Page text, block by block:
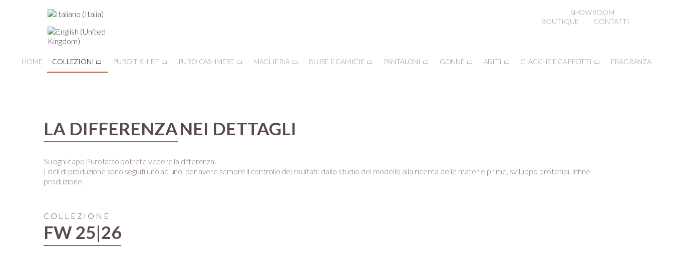
SHOWROOM
BOUTIQUE
CONTATTI
HOME COLLEZIONI PURO T-SHIRT PURO CASHMERE MAGLIERIA BLUSE E CAMICIE PANTALONI GONNE ABITI GIACCHE E CAPPOTTI FRAGRANZA
LA DIFFERENZANEI DETTAGLI
Su ogni capo Purotatto potrete vedere la differenza.
I cicli di produzione sono seguiti uno ad uno, per avere sempre il controllo dei risultati: dallo studio del modello alla ricerca delle materie prime, sviluppo prototipi, infine
produzione.
COLLEZIONE
FW 25|26